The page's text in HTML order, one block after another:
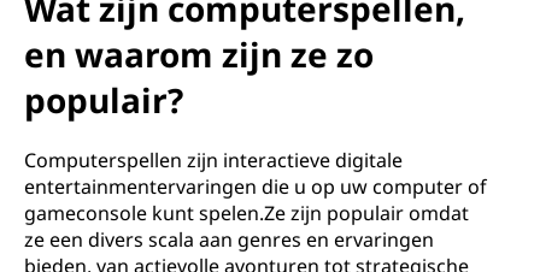
en waarom zijn ze zo
populair?
Computerspellen zijn interactieve digitale
entertainmentervaringen die u op uw computer of
gameconsole kunt spelen.Ze zijn populair omdat
ze een divers scala aan genres en ervaringen
bieden, van actievolle avonturen tot strategische